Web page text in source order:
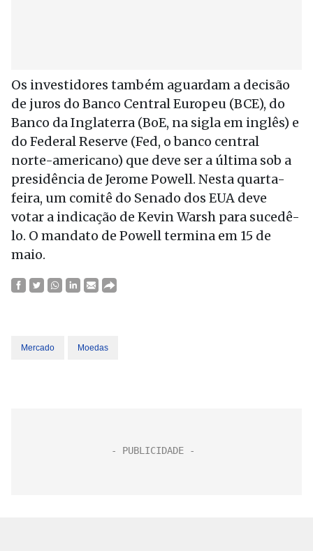
Os investidores também aguardam a decisão
de juros do Banco Central Europeu (BCE), do
Banco da Inglaterra (BoE, na sigla em inglês) e
do Federal Reserve (Fed, o banco central
norte-americano) que deve ser a última sob a
presidência de Jerome Powell. Nesta quarta-
feira, um comitê do Senado dos EUA deve
votar a indicação de Kevin Warsh para sucedê-
lo. O mandato de Powell termina em 15 de
maio.
Mercado Moedas